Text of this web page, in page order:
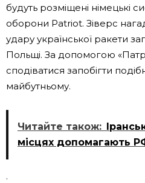
будуть розміщені німецькі
оборони Patriot. Зіверс
удару української ракети
Польщі. За допомогою
сподіватися запобігти
майбутньому.
Читайте також:
місцях допомагають
.